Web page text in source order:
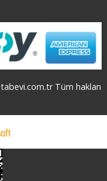
Tüm hakları